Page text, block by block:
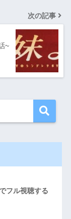
次の記事
~
フル視聴する